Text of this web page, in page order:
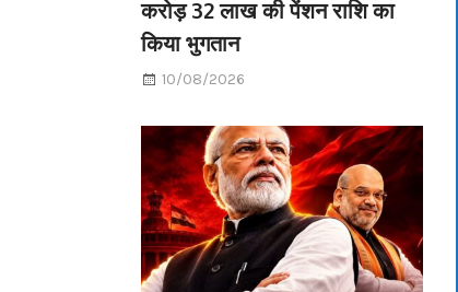
करोड़ 32 लाख की पेंशन राशि का
किया भुगतान
10/08/2026